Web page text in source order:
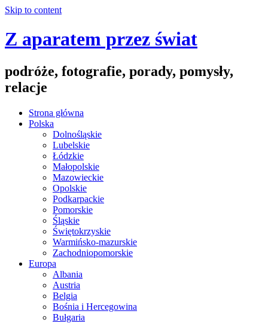
Skip to content
Z aparatem przez świat
podróże, fotografie, porady, pomysły,
relacje
Strona główna
Polska
Dolnośląskie
Lubelskie
Łódzkie
Małopolskie
Mazowieckie
Opolskie
Podkarpackie
Pomorskie
Śląskie
Świętokrzyskie
Warmińsko-mazurskie
Zachodniopomorskie
Europa
Albania
Austria
Belgia
Bośnia i Hercegowina
Bułgaria